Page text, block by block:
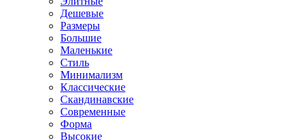
Дешевые
Размеры
Большие
Маленькие
Стиль
Минимализм
Классические
Скандинавские
Современные
Форма
Высокие